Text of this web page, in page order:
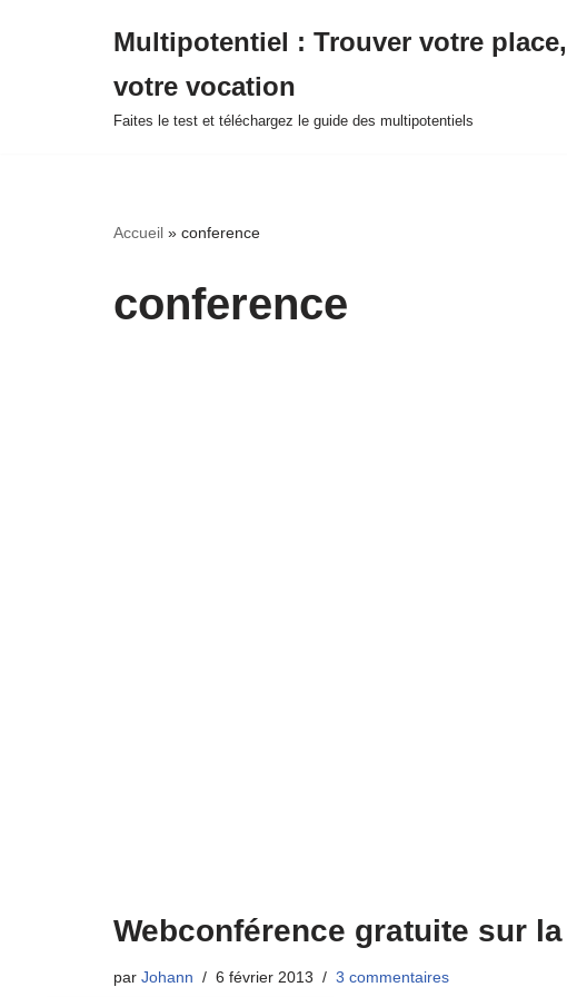
Multipotentiel : Trouver votre
votre vocation
Faites le test et téléchargez le guide des multipotentiels
Accueil » conference
conference
Webconférence gratuite sur
par Johann 6 février 2013 3 commentaires